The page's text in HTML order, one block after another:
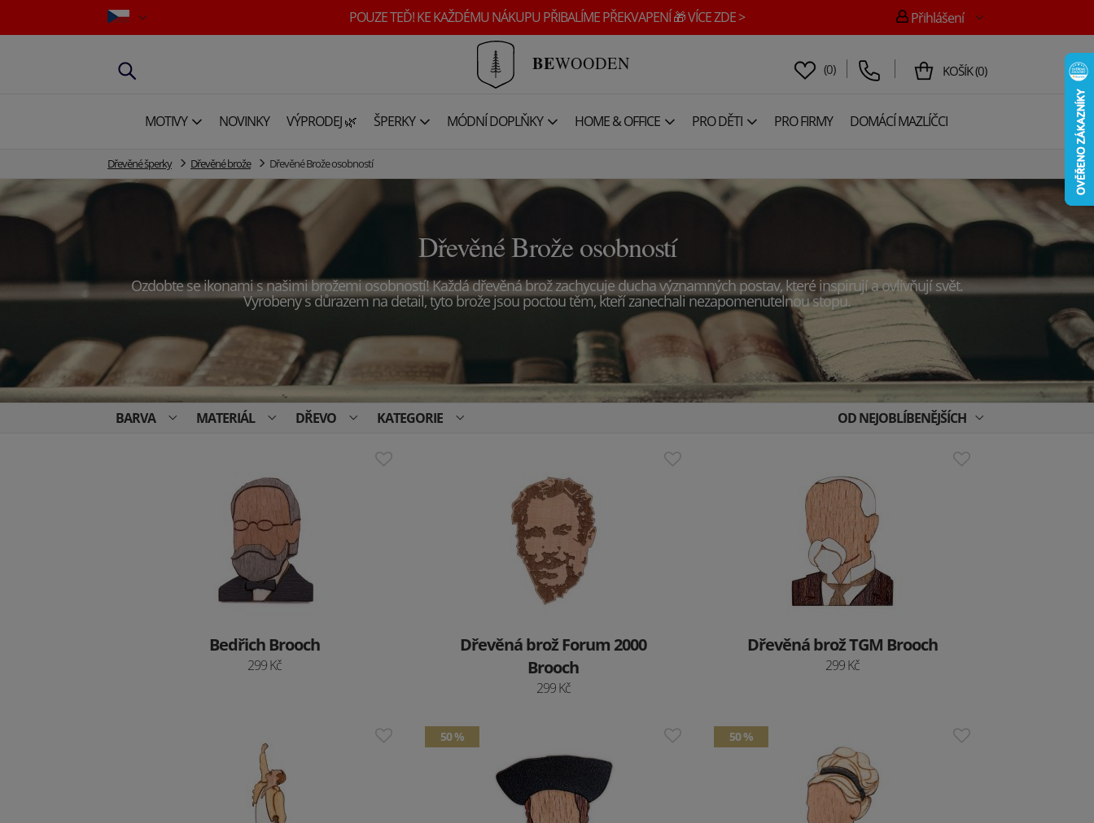
POUZE TEĎ! KE KAŽDÉMU NÁKUPU PŘIBALÍME PŘEKVAPENÍ 🎁 VÍCE ZDE > Přihlášení
BEWOODEN (0) KOŠÍK(0)
MOTIVY NOVINKY VÝPRODEJ 🌿 ŠPERKY MÓDNÍ DOPLŇKY HOME & OFFICE PRO DĚTI PRO FIRMY DOMÁCÍ MAZLÍČCI
Dřevěné šperky Dřevěné brože Dřevěné Brože osobností
Dřevěné Brože osobností
Ozdobte se ikonami s našimi brožemi osobností! Každá dřevěná brož zachycuje ducha významných postav, které inspirují a ovlivňují svět.
Vyrobeny s důrazem na detail, tyto brože jsou poctou těm, kteří zanechali nezapomenutelnou stopu.
BARVA MATERIÁL DŘEVO KATEGORIE OD NEJOBLÍBENĚJŠÍCH
Bedřich Brooch
299 Kč
Dřevěná brož Forum 2000
Brooch
299 Kč
Dřevěná brož TGM Brooch
299 Kč
50 % 50 %